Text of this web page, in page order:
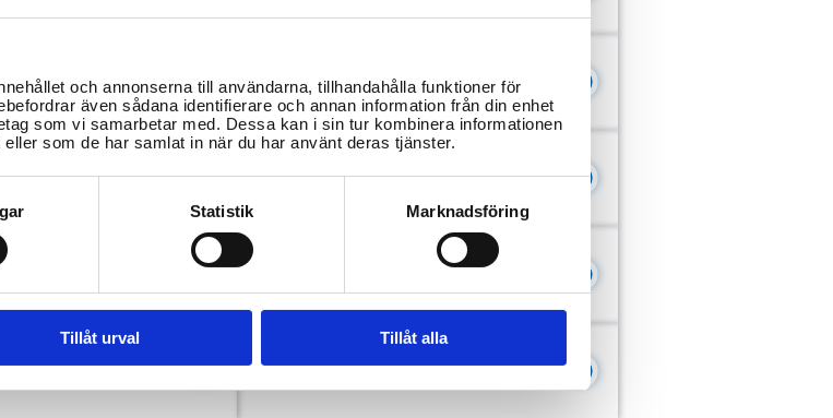
och annonserna till användarna, tillhandahålla funktioner för
även sådana identifierare och annan information från din enhet
som vi samarbetar med. Dessa kan i sin tur kombinera informationen
som de har samlat in när du har använt deras tjänster.
Statistik Marknadsföring
Tillåt urval Tillåt alla
Västra Götalandsregionen
Region Örebro län
Region Västernorrland
Region Norrbotten